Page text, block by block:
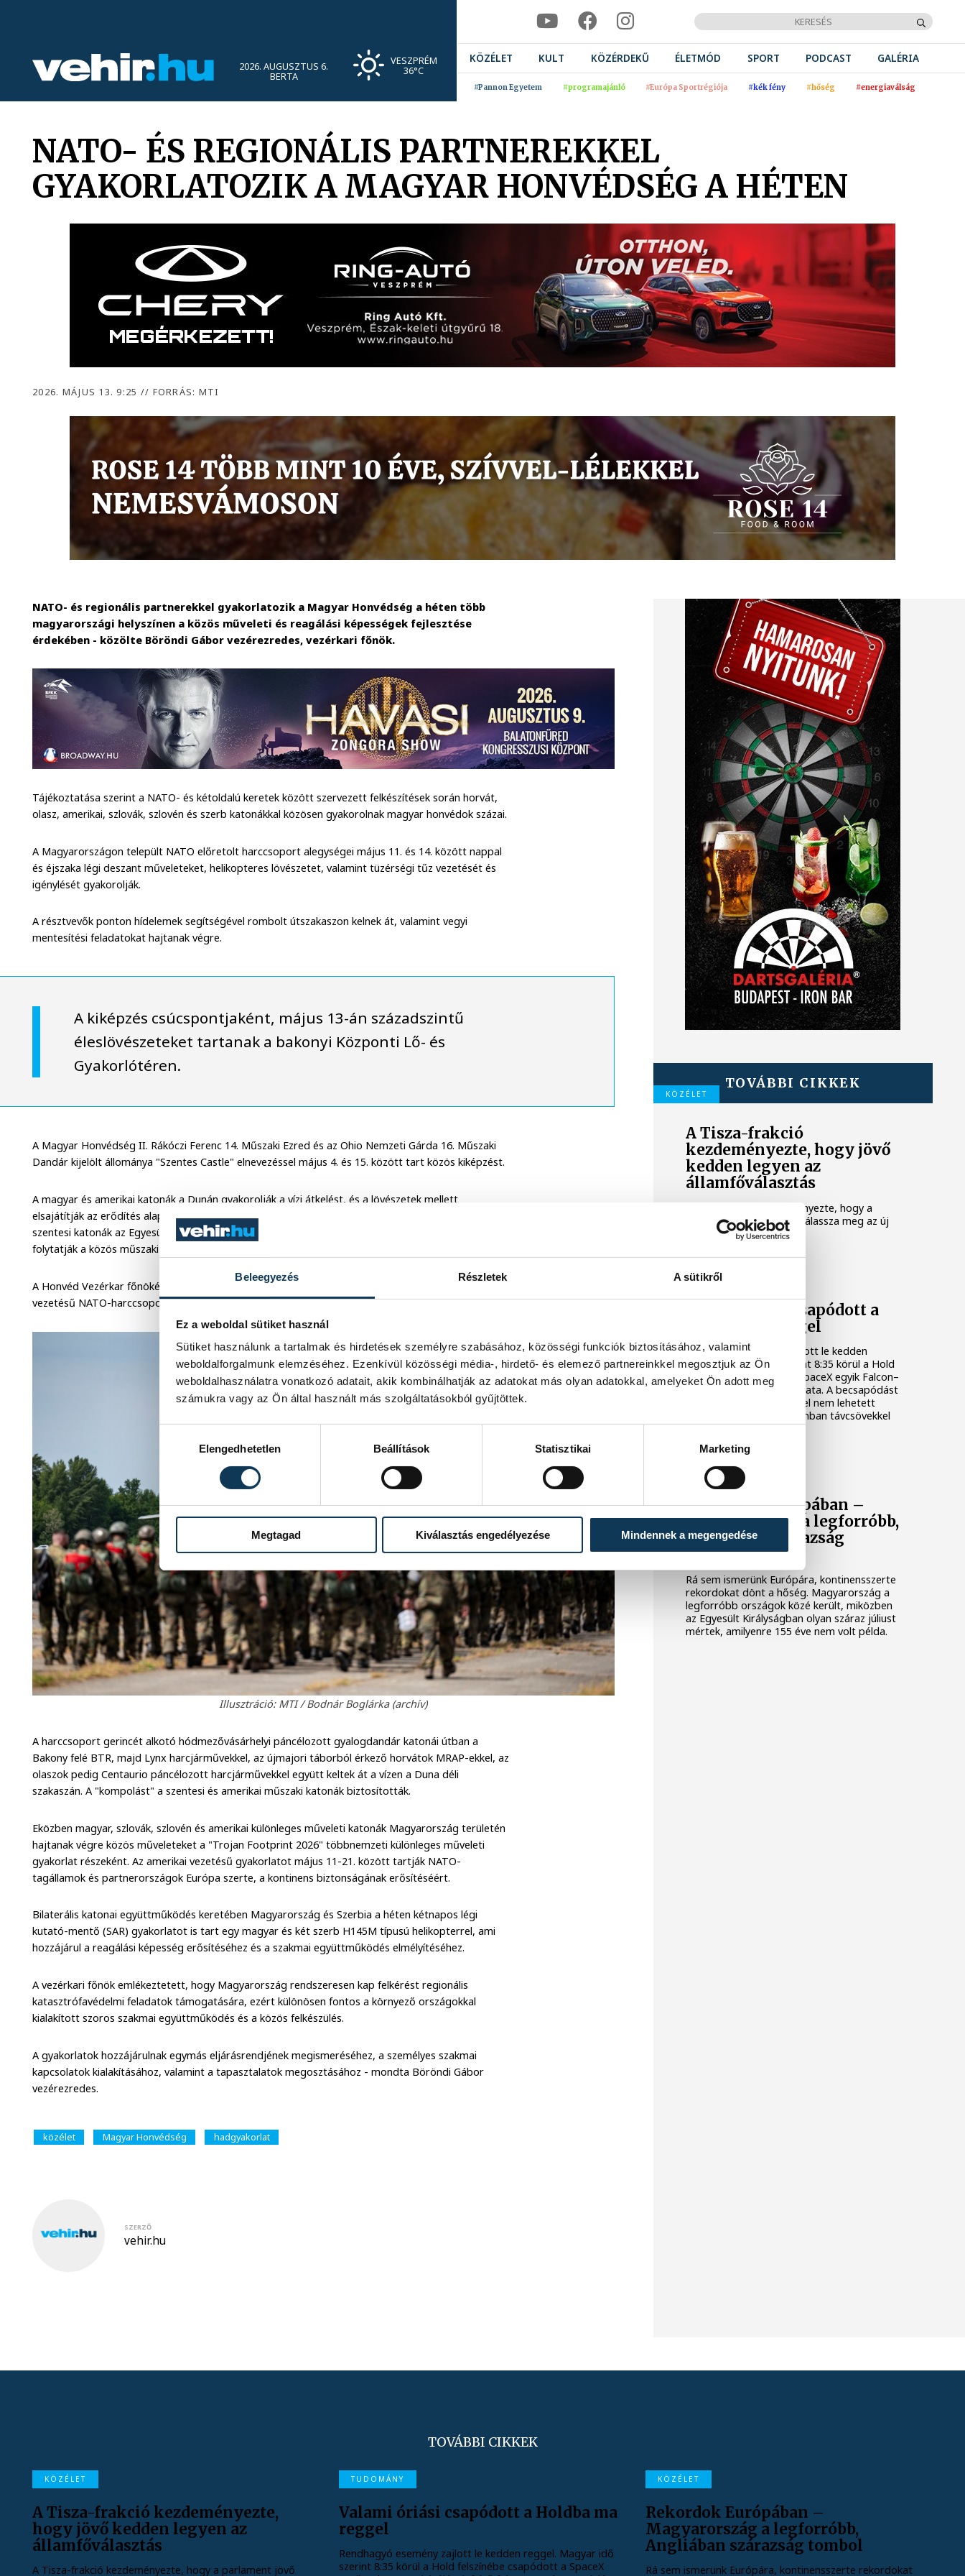
Beleegyezés Részletek A sütikről
Ez a weboldal sütiket használ
Sütiket használunk a tartalmak és hirdetések személyre szabásához, közösségi funkciók biztosításához, valamint
weboldalforgalmunk elemzéséhez. Ezenkívül közösségi média-, hirdető- és elemező partnereinkkel megosztjuk az Ön
weboldalhasználatra vonatkozó adatait, akik kombinálhatják az adatokat más olyan adatokkal, amelyeket Ön adott meg
számukra vagy az Ön által használt más szolgáltatásokból gyűjtöttek.
Elengedhetetlen
Beállítások Statisztikai Marketing
Megtagad Kiválasztás engedélyezése Mindennek a megengedése
2026. AUGUSZTUS 6.
BERTA
VESZPRÉM
36°C
KÖZÉLET KULT KÖZÉRDEKŰ ÉLETMÓD SPORT PODCAST GALÉRIA
#Pannon Egyetem #programajánló #Európa Sportrégiója #kék fény #hőség #energiaválság
NATO- ÉS REGIONÁLIS PARTNEREKKEL
GYAKORLATOZIK A MAGYAR HONVÉDSÉG A HÉTEN
2026. MÁJUS 13. 9:25 // FORRÁS: MTI
NATO- és regionális partnerekkel gyakorlatozik a Magyar Honvédség a héten több
magyarországi helyszínen a közös műveleti és reagálási képességek fejlesztése
érdekében - közölte Böröndi Gábor vezérezredes, vezérkari főnök.
Tájékoztatása szerint a NATO- és kétoldalú keretek között szervezett felkészítések során horvát,
olasz, amerikai, szlovák, szlovén és szerb katonákkal közösen gyakorolnak magyar honvédok százai.
A Magyarországon települt NATO előretolt harccsoport alegységei május 11. és 14. között nappal
és éjszaka légi deszant műveleteket, helikopteres lövészetet, valamint tüzérségi tűz vezetését és
igénylését gyakorolják.
A résztvevők ponton hídelemek segítségével rombolt útszakaszon kelnek át, valamint vegyi
mentesítési feladatokat hajtanak végre.
A kiképzés csúcspontjaként, május 13-án századszintű
éleslövészeteket tartanak a bakonyi Központi Lő- és
Gyakorlótéren.
A Magyar Honvédség II. Rákóczi Ferenc 14. Műszaki Ezred és az Ohio Nemzeti Gárda 16. Műszaki
Dandár kijelölt állománya "Szentes Castle" elnevezéssel május 4. és 15. között tart közös kiképzést.
A magyar és amerikai katonák a Dunán gyakorolják a vízi átkelést, és a lövészetek mellett
elsajátítják az erődítés alapjait, valamint víztisztítási ismereteket szereznek. Június 1-12. között a
szentesi katonák az Egyesült Államokba utaznak, ahol az Ohio Nemzeti Gárda állományával
folytatják a közös műszaki kiképzést - tudatta Böröndi Gábor.
A Honvéd Vezérkar főnökének tájékoztatása szerint a két kiképzés - a Szentes Castle és a magyar
vezetésű NATO-harccsoport tevékenysége - a hét elején egy napra összekapcsolódott.
Illusztráció: MTI / Bodnár Boglárka (archív)
A harccsoport gerincét alkotó hódmezővásárhelyi páncélozott gyalogdandár katonái útban a
Bakony felé BTR, majd Lynx harcjárművekkel, az újmajori táborból érkező horvátok MRAP-ekkel, az
olaszok pedig Centaurio páncélozott harcjárművekkel együtt keltek át a vízen a Duna déli
szakaszán. A "kompolást" a szentesi és amerikai műszaki katonák biztosították.
Eközben magyar, szlovák, szlovén és amerikai különleges műveleti katonák Magyarország területén
hajtanak végre közös műveleteket a "Trojan Footprint 2026" többnemzeti különleges műveleti
gyakorlat részeként. Az amerikai vezetésű gyakorlatot május 11-21. között tartják NATO-
tagállamok és partnerországok Európa szerte, a kontinens biztonságának erősítéséért.
Bilaterális katonai együttműködés keretében Magyarország és Szerbia a héten kétnapos légi
kutató-mentő (SAR) gyakorlatot is tart egy magyar és két szerb H145M típusú helikopterrel, ami
hozzájárul a reagálási képesség erősítéséhez és a szakmai együttműködés elmélyítéséhez.
A vezérkari főnök emlékeztetett, hogy Magyarország rendszeresen kap felkérést regionális
katasztrófavédelmi feladatok támogatására, ezért különösen fontos a környező országokkal
kialakított szoros szakmai együttműködés és a közös felkészülés.
A gyakorlatok hozzájárulnak egymás eljárásrendjének megismeréséhez, a személyes szakmai
kapcsolatok kialakításához, valamint a tapasztalatok megosztásához - mondta Böröndi Gábor
vezérezredes.
közélet Magyar Honvédség hadgyakorlat
SZERZŐ
vehir.hu
TOVÁBBI CIKKEK
KÖZÉLET
A Tisza-frakció
kezdeményezte, hogy jövő
kedden legyen az
államfőválasztás
A Tisza-frakció kezdeményezte, hogy a
parlament jövő kedden válassza meg az új
köztársasági elnököt.
TUDOMÁNY
Valami óriási csapódott a
Holdba ma reggel
Rendhagyó esemény zajlott le kedden
reggel. Magyar idő szerint 8:35 körül a Hold
felszínébe csapódott a SpaceX egyik Falcon–
9 rakétájának felső fokozata. A becsapódást
a Földről szabad szemmel nem lehetett
látni, a szakemberek azonban távcsövekkel
figyelték az eseményt.
Rekordok Európában –
Magyarország a legforróbb,
Angliában szárazság
tombol
Rá sem ismerünk Európára, kontinensszerte
rekordokat dönt a hőség. Magyarország a
legforróbb országok közé került, miközben
az Egyesült Királyságban olyan száraz júliust
mértek, amilyenre 155 éve nem volt példa.
TOVÁBBI CIKKEK
KÖZÉLET
A Tisza-frakció kezdeményezte,
hogy jövő kedden legyen az
államfőválasztás
A Tisza-frakció kezdeményezte, hogy a parlament jövő
TUDOMÁNY
Valami óriási csapódott a Holdba ma
reggel
Rendhagyó esemény zajlott le kedden reggel. Magyar idő
szerint 8:35 körül a Hold felszínébe csapódott a SpaceX
KÖZÉLET
Rekordok Európában –
Magyarország a legforróbb,
Angliában szárazság tombol
Rá sem ismerünk Európára, kontinensszerte rekordokat